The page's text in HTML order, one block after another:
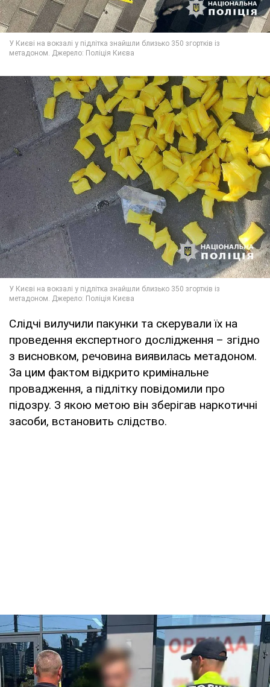
Слідчі вилучили пакунки та скерували їх на
проведення експертного дослідження – згідно
з висновком, речовина виявилась метадоном.
За цим фактом відкрито кримінальне
провадження, а підлітку повідомили про
підозру. З якою метою він зберігав наркотичні
засоби, встановить слідство.